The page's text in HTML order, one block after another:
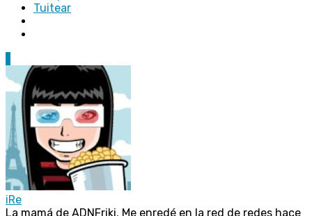
Tuitear
iRe
La mamá de ADNFriki. Me enredé en la red de redes hace